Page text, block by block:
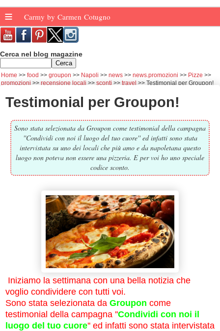
≡ Carmy by Carmen Cotugno
Cerca nel blog magazine
Home food groupon Napoli news news.promozioni
Pizze
promozioni
recensione locali sconti travel Testimonial per Groupon!
Testimonial per Groupon!
Sono stata selezionata da Groupon come testimonial della campagna
''Condividi con noi il luogo del tuo cuore'' ed infatti sono stata
intervistata su uno dei locali che più amo e da napoletana questo
luogo non poteva non essere una pizzeria. E per voi ho uno speciale
codice sconto.
Iniziamo la settimana con una bella notizia che
voglio condividere con tutti voi.
Sono stata selezionata da Groupon come
testimonial della campagna ''Condividi con noi il
luogo del tuo cuore'' ed infatti sono stata intervistata